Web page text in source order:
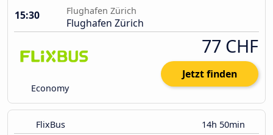
15:30
Flughafen Zürich
Flughafen Zürich
Economy
77 CHF
Jetzt finden
FlixBus 14h 50min